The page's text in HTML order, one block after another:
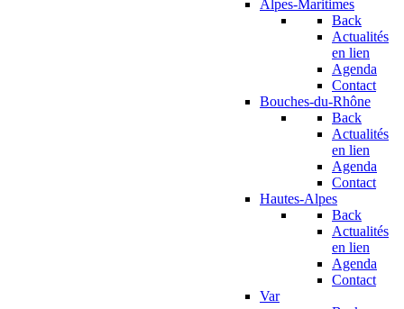
Alpes-Maritimes
Back
Actualités
en lien
Agenda
Contact
Bouches-du-Rhône
Back
Actualités
en lien
Agenda
Contact
Hautes-Alpes
Back
Actualités
en lien
Agenda
Contact
Var